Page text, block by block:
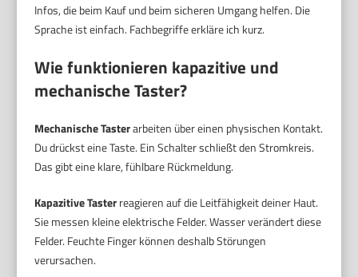
Infos, die beim Kauf und beim sicheren Umgang helfen. Die
Sprache ist einfach. Fachbegriffe erkläre ich kurz.
Wie funktionieren kapazitive und
mechanische Taster?
Mechanische Tasterarbeiten über einen physischen Kontakt.
Du drückst eine Taste. Ein Schalter schließt den Stromkreis.
Das gibt eine klare, fühlbare Rückmeldung.
Kapazitive Tasterreagieren auf die Leitfähigkeit deiner Haut.
Sie messen kleine elektrische Felder. Wasser verändert diese
Felder. Feuchte Finger können deshalb Störungen
verursachen.